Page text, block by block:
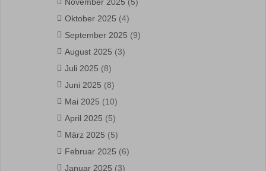
Oktober 2025 (4)
September 2025 (9)
August 2025 (3)
Juli 2025 (8)
Juni 2025 (8)
Mai 2025 (10)
April 2025 (5)
März 2025 (5)
Februar 2025 (6)
Januar 2025 (3)